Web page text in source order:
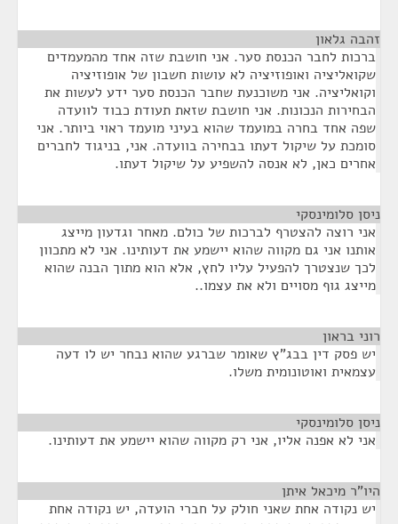
זהבה גלאון
ברכות לחבר הכנסת סער. אני חושבת שזה אחד מהמעמדים
שקואליציה ואופוזיציה לא עושות חשבון של אופוזיציה
וקואליציה. אני משוכנעת שחבר הכנסת סער ידע לעשות את
הבחירות הנכונות. אני חושבת שזאת תעודת כבוד לוועדה
שפה אחד בחרה במועמד שהוא בעיני מועמד ראוי ביותר. אני
סומכת על שיקול דעתו בבחירה בוועדה. אני, בניגוד לחברים
אחרים כאן, לא אנסה להשפיע על שיקול דעתו.
ניסן סלומינסקי
אני רוצה להצטרף לברכות של כולם. מאחר וגדעון מייצג
אותנו אני גם מקווה שהוא יישמע את דעותינו. אני לא מתכוון
לכך שנצטרך להפעיל עליו לחץ, אלא הוא מתוך הבנה שהוא
מייצג גוף מסויים ולא את עצמו..
רוני בראון
יש פסק דין בבג"ץ שאומר שברגע שהוא נבחר יש לו דעה
עצמאית ואוטונומית משלו.
ניסן סלומינסקי
אני לא אפנה אליו, אני רק מקווה שהוא יישמע את דעותינו.
היו"ר מיכאל איתן
יש נקודה אחת שאני חולק על חברי הועדה, יש נקודה אחת